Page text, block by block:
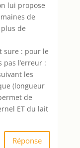
lui propose
de
plus de
sure : pour le
l’erreur :
les
(longueur
de
ET du lait
Réponse